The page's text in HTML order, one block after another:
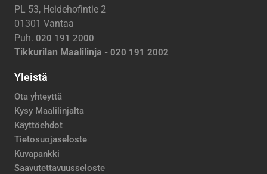
PL 53, Heidehofintie 2
01301 Vantaa
Puh. 020 191 2000
Tikkurilan Maalilinja - 020 191 2002
Yleistä
Ota yhteyttä
Kysy Maalilinjalta
Käyttöehdot
Tietosuojaseloste
Kuvapankki
Saavutettavuusseloste